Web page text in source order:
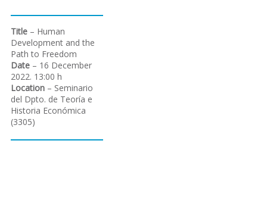
Title– Human
Development and the
Path to Freedom
Date– 16 December
2022. 13:00 h
Location– Seminario
del Dpto. de Teoría e
Historia Económica
(3305)